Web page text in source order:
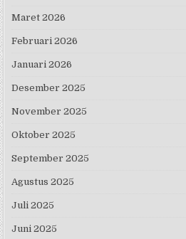
Maret 2026
Februari 2026
Januari 2026
Desember 2025
November 2025
Oktober 2025
September 2025
Agustus 2025
Juli 2025
Juni 2025